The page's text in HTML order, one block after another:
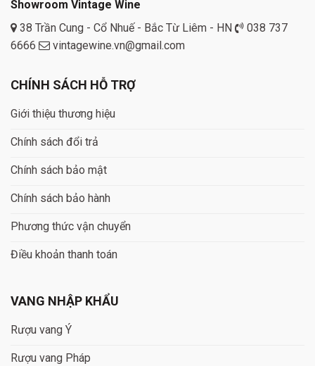
Showroom Vintage Wine
38 Trần Cung - Cổ Nhuế - Bắc Từ Liêm - HN
038 737
6666
vintagewine.vn@gmail.com
CHÍNH SÁCH HỖ TRỢ
Giới thiệu thương hiệu
Chính sách đổi trả
Chính sách bảo mật
Chính sách bảo hành
Phương thức vận chuyển
Điều khoản thanh toán
VANG NHẬP KHẨU
Rượu vang Ý
Rượu vang Pháp